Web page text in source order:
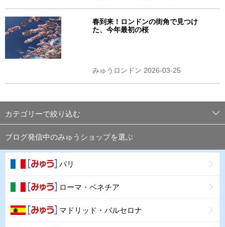
春到来！ロンドンの街角で見つけ
た、今年最初の桜
みゅうロンドン 2026-03-25
カテゴリーで絞り込む
ブログ発信中のみゅうショップを選ぶ
パリ
ローマ・ベネチア
マドリッド・バルセロナ